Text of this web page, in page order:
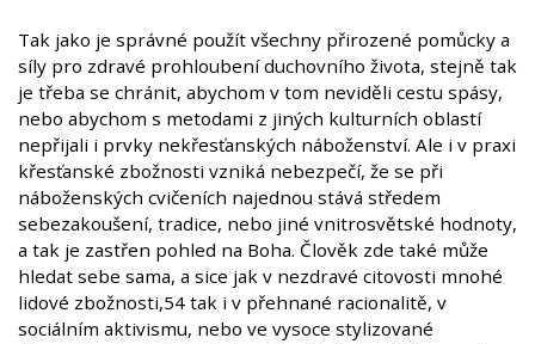
Tak jako je správné použít všechny přirozené pomůcky a
síly pro zdravé prohloubení duchovního života, stejně tak
je třeba se chránit, abychom v tom neviděli cestu spásy,
nebo abychom s metodami z jiných kulturních oblastí
nepřijali i prvky nekřesťanských náboženství. Ale i v praxi
křesťanské zbožnosti vzniká nebezpečí, že se při
náboženských cvičeních najednou stává středem
sebezakoušení, tradice, nebo jiné vnitrosvětské hodnoty,
a tak je zastřen pohled na Boha. Člověk zde také může
hledat sebe sama, a sice jak v nezdravé citovosti mnohé
lidové zbožnosti,54 tak i v přehnané racionalitě, v
sociálním aktivismu, nebo ve vysoce stylizované